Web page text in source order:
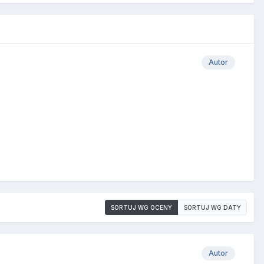
Autor
SORTUJ WG OCENY SORTUJ WG DATY
Autor